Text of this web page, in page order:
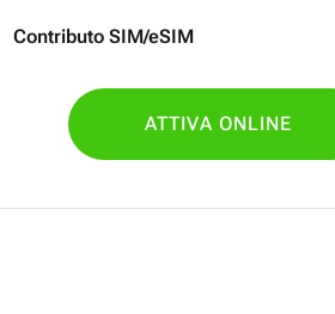
Contributo SIM/eSIM
ATTIVA ONLINE